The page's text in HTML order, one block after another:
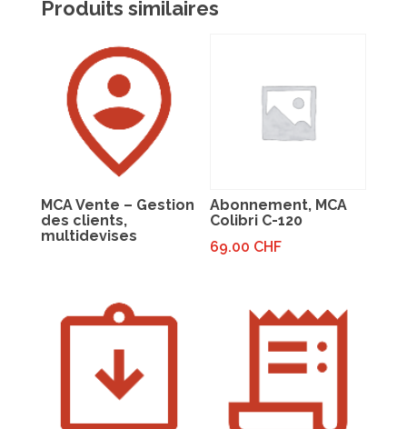
Produits similaires
MCA Vente – Gestion
des clients,
multidevises
Abonnement, MCA
Colibri C-120
69.00 CHF